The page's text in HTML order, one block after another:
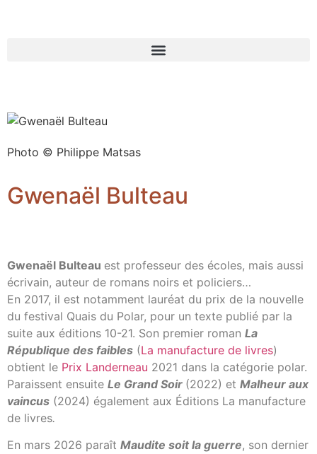
Photo © Philippe Matsas
Gwenaël Bulteau
Gwenaël Bulteau est professeur des écoles, mais aussi
écrivain, auteur de romans noirs et policiers…
En 2017, il est notamment lauréat du prix de la nouvelle
du festival Quais du Polar, pour un texte publié par la
suite aux éditions 10-21. Son premier roman La
République des faibles (La manufacture de livres)
obtient le Prix Landerneau 2021 dans la catégorie polar.
Paraissent ensuite Le Grand Soir (2022) et Malheur aux
vaincus (2024) également aux Éditions La manufacture
de livres.
En mars 2026 paraît Maudite soit la guerre, son dernier